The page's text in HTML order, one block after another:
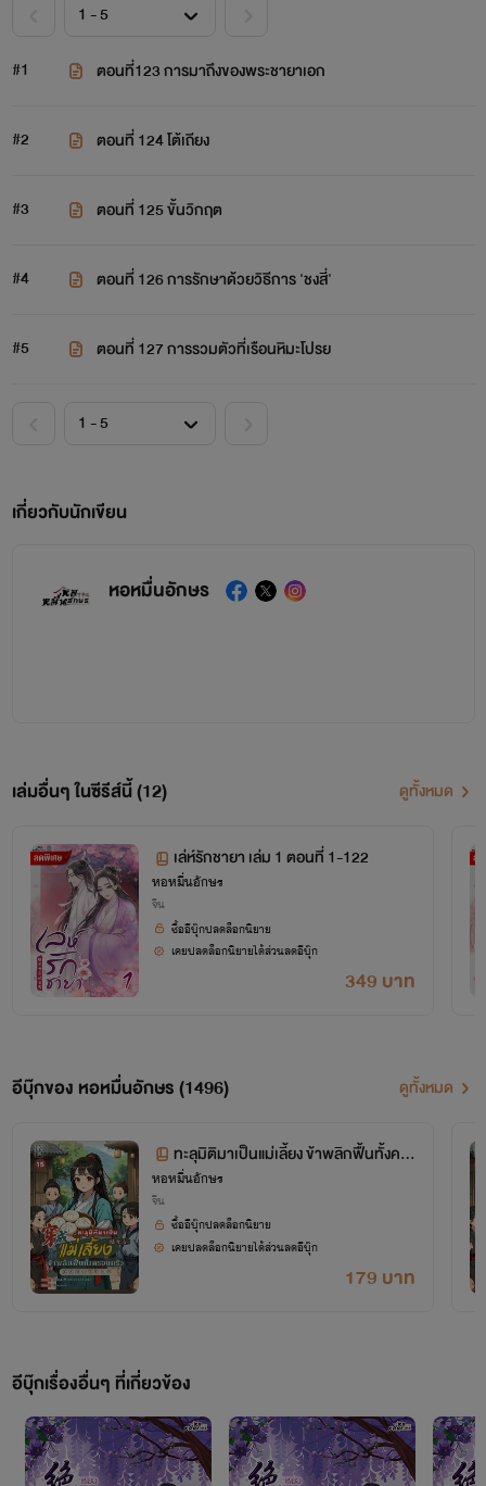
#1 ตอนที่123 การมาถึงของพระชายาเอก
#2 ​ตอนที่ 124 โต้เถียง​
#3 ตอนที่ 125 ขั้นวิกฤต
#4 ตอนที่ 126 การรักษาด้วยวิธีการ 'ชงสี่'
#5 ตอนที่ 127 การรวมตัวที่เรือนหิมะโปรย
เกี่ยวกับนักเขียน
หอหมื่นอักษร
เผยแพร่อย่างเป็นทางการโดย OokbeeU และ China Literature
เจ้าของลิขสิทธิ์ต้นฉบับ China Literature
เล่มอื่นๆ ในซีรีส์นี้ (12) ดูทั้งหมด
เล่ห์รักชายา เล่ม 1 ตอนที่ 1-122
หอหมื่นอักษร
จีน
349 บาท
ซื้ออีบุ๊กปลดล็อกนิยาย
เคยปลดล็อกนิยายได้ส่วนลดอีบุ๊ก
อีบุ๊กของ หอหมื่นอักษร (1496) ดูทั้งหมด
ทะลุมิติมาเป็นแม่เลี้ยง ข้าพลิกฟื้นทั้งคร
อบครัว เล่ม 15 (จบ+ตอนพิเศษ)
หอหมื่นอักษร
จีน
179 บาท
ซื้ออีบุ๊กปลดล็อกนิยาย
เคยปลดล็อกนิยายได้ส่วนลดอีบุ๊ก
อีบุ๊กเรื่องอื่นๆ ที่เกี่ยวข้อง